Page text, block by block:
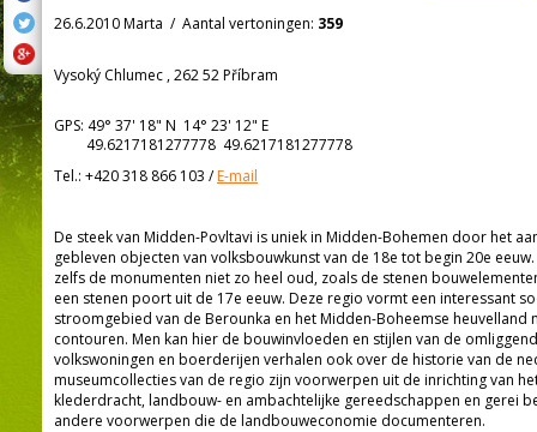
26.6.2010 Marta / Aantal vertoningen: 359
Vysoký Chlumec , 262 52 Příbram
GPS: 49° 37' 18" N 14° 23' 12" E
49.6217181277778 49.6217181277778
Tel.: +420 318 866 103 /E-mail
De steek van Midden-Povltavi is uniek in Midden-Bohemen door het
gebleven objecten van volksbouwkunst van de 18e tot begin 20e
zelfs de monumenten niet zo heel oud, zoals de stenen
een stenen poort uit de 17e eeuw. Deze regio vormt een interessant
stroomgebied van de Berounka en het Midden-Boheemse heuvelland
contouren. Men kan hier de bouwinvloeden en stijlen van de
volkswoningen en boerderijen verhalen ook over de historie van de
museumcollecties van de regio zijn voorwerpen uit de inrichting van
klederdracht, landbouw- en ambachtelijke gereedschappen en gerei
andere voorwerpen die de landbouweconomie documenteren.